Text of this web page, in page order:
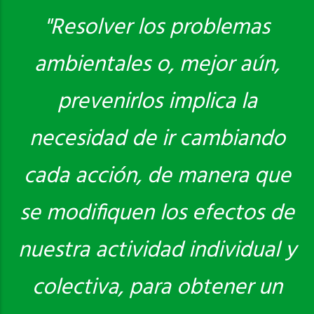
Saber más
"Resolver los problemas
ambientales o, mejor aún,
prevenirlos implica la
necesidad de ir cambiando
cada acción, de manera que
se modifiquen los efectos de
nuestra actividad individual y
colectiva, para obtener un